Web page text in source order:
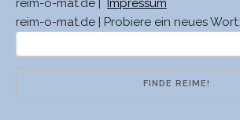
reim-o-mat.de |
Impressum
reim-o-mat.de | Probiere ein neues Wort: